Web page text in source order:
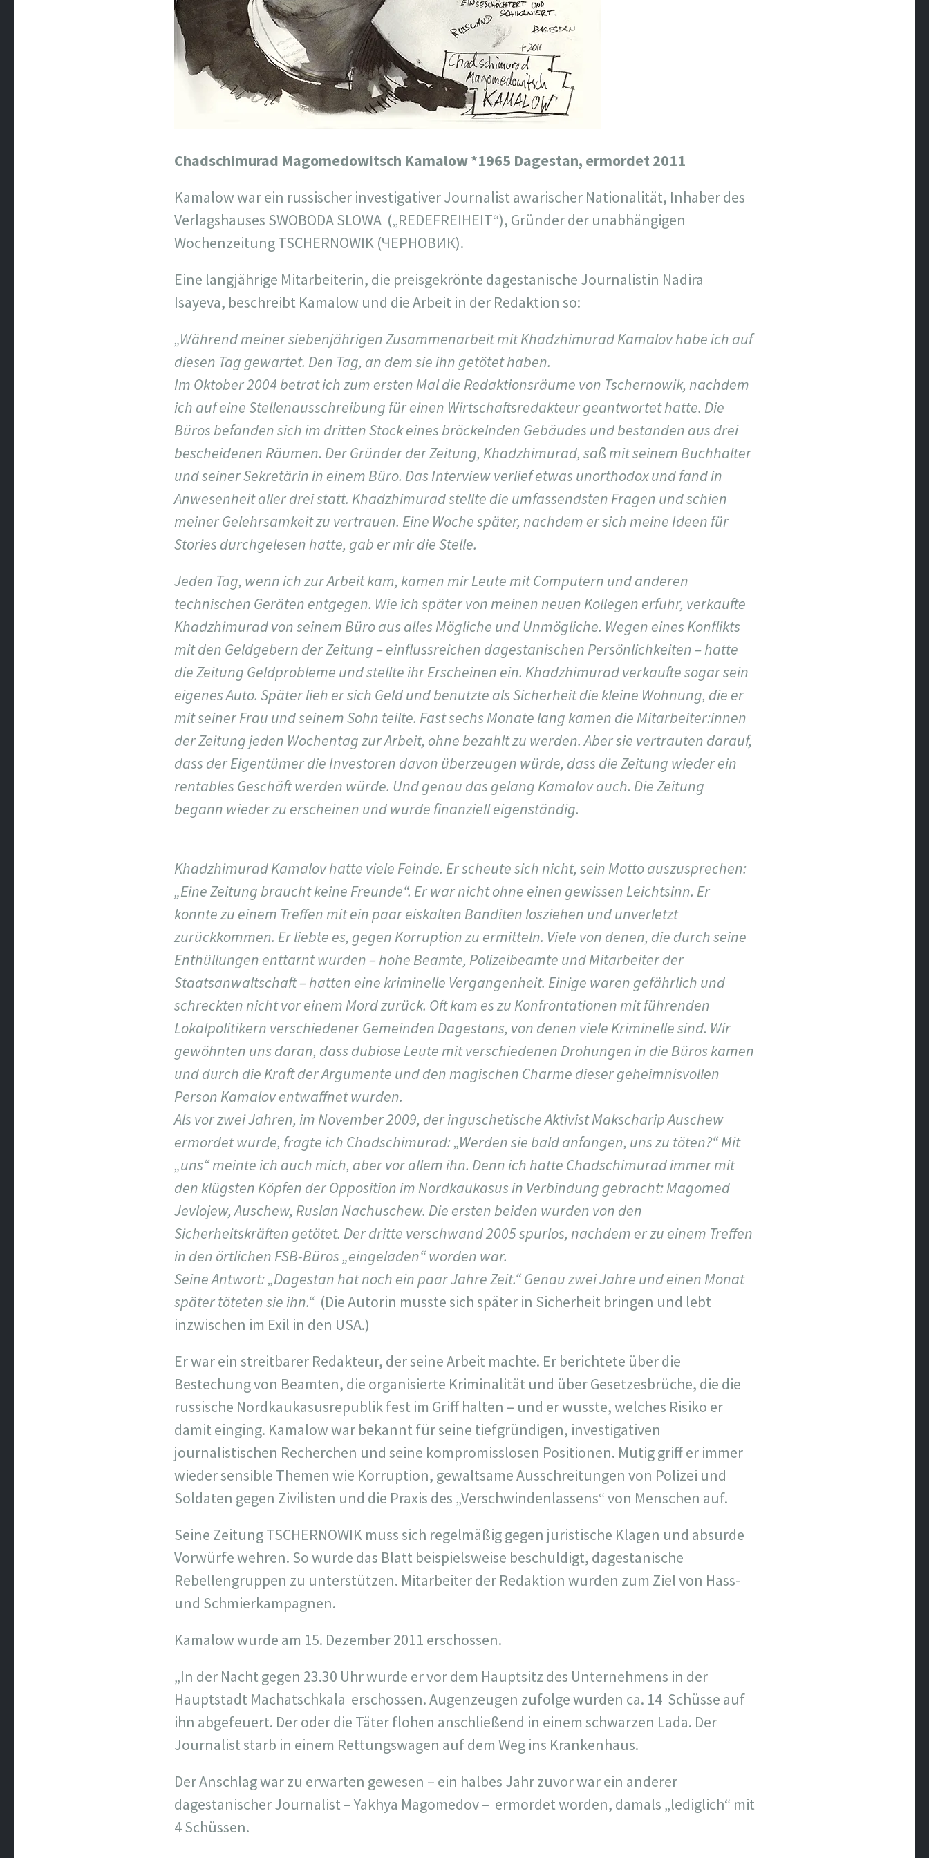
Chadschimurad Magomedowitsch Kamalow *1965 Dagestan, ermordet 2011
Kamalow war ein russischer investigativer Journalist awarischer Nationalität, Inhaber des
Verlagshauses SWOBODA SLOWA („REDEFREIHEIT“), Gründer der unabhängigen
Wochenzeitung TSCHERNOWIK (ЧЕРНОВИК).
Eine langjährige Mitarbeiterin, die preisgekrönte dagestanische Journalistin Nadira
Isayeva, beschreibt Kamalow und die Arbeit in der Redaktion so:
„Während meiner siebenjährigen Zusammenarbeit mit Khadzhimurad Kamalov habe ich auf
diesen Tag gewartet. Den Tag, an dem sie ihn getötet haben.
Im Oktober 2004 betrat ich zum ersten Mal die Redaktionsräume von Tschernowik, nachdem
ich auf eine Stellenausschreibung für einen Wirtschaftsredakteur geantwortet hatte. Die
Büros befanden sich im dritten Stock eines bröckelnden Gebäudes und bestanden aus drei
bescheidenen Räumen. Der Gründer der Zeitung, Khadzhimurad, saß mit seinem Buchhalter
und seiner Sekretärin in einem Büro. Das Interview verlief etwas unorthodox und fand in
Anwesenheit aller drei statt. Khadzhimurad stellte die umfassendsten Fragen und schien
meiner Gelehrsamkeit zu vertrauen. Eine Woche später, nachdem er sich meine Ideen für
Stories durchgelesen hatte, gab er mir die Stelle.
Jeden Tag, wenn ich zur Arbeit kam, kamen mir Leute mit Computern und anderen
technischen Geräten entgegen. Wie ich später von meinen neuen Kollegen erfuhr, verkaufte
Khadzhimurad von seinem Büro aus alles Mögliche und Unmögliche. Wegen eines Konflikts
mit den Geldgebern der Zeitung – einflussreichen dagestanischen Persönlichkeiten – hatte
die Zeitung Geldprobleme und stellte ihr Erscheinen ein. Khadzhimurad verkaufte sogar sein
eigenes Auto. Später lieh er sich Geld und benutzte als Sicherheit die kleine Wohnung, die er
mit seiner Frau und seinem Sohn teilte. Fast sechs Monate lang kamen die Mitarbeiter:innen
der Zeitung jeden Wochentag zur Arbeit, ohne bezahlt zu werden. Aber sie vertrauten darauf,
dass der Eigentümer die Investoren davon überzeugen würde, dass die Zeitung wieder ein
rentables Geschäft werden würde. Und genau das gelang Kamalov auch. Die Zeitung
begann wieder zu erscheinen und wurde finanziell eigenständig.
Khadzhimurad Kamalov hatte viele Feinde. Er scheute sich nicht, sein Motto auszusprechen:
„Eine Zeitung braucht keine Freunde“. Er war nicht ohne einen gewissen Leichtsinn. Er
konnte zu einem Treffen mit ein paar eiskalten Banditen losziehen und unverletzt
zurückkommen. Er liebte es, gegen Korruption zu ermitteln. Viele von denen, die durch seine
Enthüllungen enttarnt wurden – hohe Beamte, Polizeibeamte und Mitarbeiter der
Staatsanwaltschaft – hatten eine kriminelle Vergangenheit. Einige waren gefährlich und
schreckten nicht vor einem Mord zurück. Oft kam es zu Konfrontationen mit führenden
Lokalpolitikern verschiedener Gemeinden Dagestans, von denen viele Kriminelle sind. Wir
gewöhnten uns daran, dass dubiose Leute mit verschiedenen Drohungen in die Büros kamen
und durch die Kraft der Argumente und den magischen Charme dieser geheimnisvollen
Person Kamalov entwaffnet wurden.
Als vor zwei Jahren, im November 2009, der inguschetische Aktivist Makscharip Auschew
ermordet wurde, fragte ich Chadschimurad: „Werden sie bald anfangen, uns zu töten?“ Mit
„uns“ meinte ich auch mich, aber vor allem ihn. Denn ich hatte Chadschimurad immer mit
den klügsten Köpfen der Opposition im Nordkaukasus in Verbindung gebracht: Magomed
Jevlojew, Auschew, Ruslan Nachuschew. Die ersten beiden wurden von den
Sicherheitskräften getötet. Der dritte verschwand 2005 spurlos, nachdem er zu einem Treffen
in den örtlichen FSB-Büros „eingeladen“ worden war.
Seine Antwort: „Dagestan hat noch ein paar Jahre Zeit.“ Genau zwei Jahre und einen Monat
später töteten sie ihn.“ (Die Autorin musste sich später in Sicherheit bringen und lebt
inzwischen im Exil in den USA.)
Er war ein streitbarer Redakteur, der seine Arbeit machte. Er berichtete über die
Bestechung von Beamten, die organisierte Kriminalität und über Gesetzesbrüche, die die
russische Nordkaukasusrepublik fest im Griff halten – und er wusste, welches Risiko er
damit einging. Kamalow war bekannt für seine tiefgründigen, investigativen
journalistischen Recherchen und seine kompromisslosen Positionen. Mutig griff er immer
wieder sensible Themen wie Korruption, gewaltsame Ausschreitungen von Polizei und
Soldaten gegen Zivilisten und die Praxis des „Verschwindenlassens“ von Menschen auf.
Seine Zeitung TSCHERNOWIK muss sich regelmäßig gegen juristische Klagen und absurde
Vorwürfe wehren. So wurde das Blatt beispielsweise beschuldigt, dagestanische
Rebellengruppen zu unterstützen. Mitarbeiter der Redaktion wurden zum Ziel von Hass-
und Schmierkampagnen.
Kamalow wurde am 15. Dezember 2011 erschossen.
„In der Nacht gegen 23.30 Uhr wurde er vor dem Hauptsitz des Unternehmens in der
Hauptstadt Machatschkala erschossen. Augenzeugen zufolge wurden ca. 14 Schüsse auf
ihn abgefeuert. Der oder die Täter flohen anschließend in einem schwarzen Lada. Der
Journalist starb in einem Rettungswagen auf dem Weg ins Krankenhaus.
Der Anschlag war zu erwarten gewesen – ein halbes Jahr zuvor war ein anderer
dagestanischer Journalist – Yakhya Magomedov – ermordet worden, damals „lediglich“ mit
4 Schüssen.